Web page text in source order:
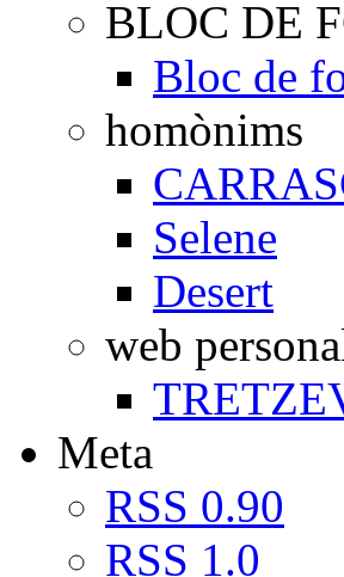
BLOC DE
Bloc de
homònims
Selene
Desert
web
Meta
RSS 0.90
RSS 1.0